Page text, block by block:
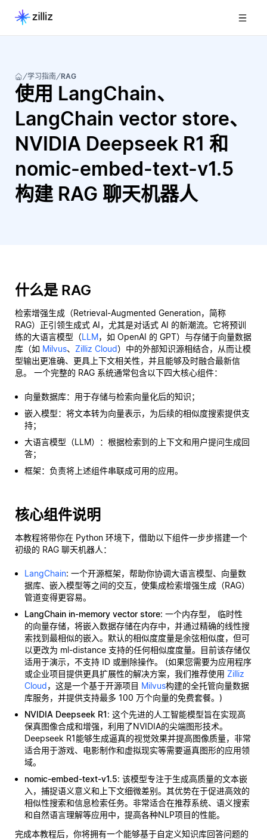
学习指南 RAG
使用 LangChain、
LangChain vector store、
NVIDIA Deepseek R1 和
nomic-embed-text-v1.5
构建 RAG 聊天机器人
什么是 RAG
检索增强生成（Retrieval-Augmented Generation，简称
RAG）正引领生成式 AI，尤其是对话式 AI 的新潮流。它将预训
练的大语言模型（LLM，如 OpenAI 的 GPT）与存储于向量数据
库（如 Milvus、 Zilliz Cloud）中的外部知识源相结合，从而让模
型输出更准确、更具上下文相关性，并且能够及时融合最新信
息。 一个完整的 RAG 系统通常包含以下四大核心组件：
向量数据库：用于存储与检索向量化后的知识；
嵌入模型：将文本转为向量表示，为后续的相似度搜索提供支
持；
大语言模型（LLM）：根据检索到的上下文和用户提问生成回
答；
框架：负责将上述组件串联成可用的应用。
核心组件说明
本教程将带你在 Python 环境下，借助以下组件一步步搭建一个
初级的 RAG 聊天机器人：
LangChain: 一个开源框架，帮助你协调大语言模型、向量数
据库、嵌入模型等之间的交互，使集成检索增强生成（RAG）
管道变得更容易。
LangChain in-memory vector store: 一个内存型， 临时性
的向量存储，将嵌入数据存储在内存中，并通过精确的线性搜
索找到最相似的嵌入。默认的相似度度量是余弦相似度，但可
以更改为 ml-distance 支持的任何相似度度量。目前该存储仅
适用于演示，不支持 ID 或删除操作。 (如果您需要为应用程序
或企业项目提供更具扩展性的解决方案，我们推荐使用 Zilliz
Cloud，这是一个基于开源项目 Milvus构建的全托管向量数据
库服务，并提供支持最多 100 万个向量的免费套餐。)
NVIDIA Deepseek R1: 这个先进的人工智能模型旨在实现高
保真图像合成和增强，利用了NVIDIA的尖端图形技术。
Deepseek R1能够生成逼真的视觉效果并提高图像质量，非常
适合用于游戏、电影制作和虚拟现实等需要逼真图形的应用领
域。
nomic-embed-text-v1.5: 该模型专注于生成高质量的文本嵌
入，捕捉语义意义和上下文细微差别。其优势在于促进高效的
相似性搜索和信息检索任务。非常适合在推荐系统、语义搜索
和自然语言理解等应用中，提高各种NLP项目的性能。
完成本教程后，你将拥有一个能够基于自定义知识库回答问题的